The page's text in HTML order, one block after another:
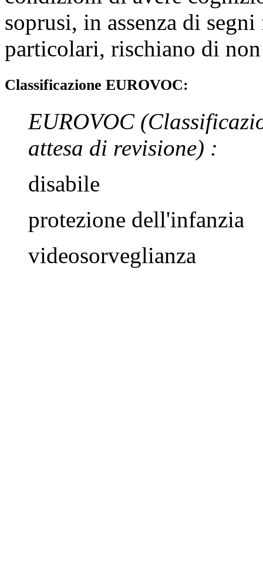
soprusi, in assenza di
particolari, rischiano di
Classificazione EUROVOC:
EUROVOC
attesa di revisione) :
disabile
protezione dell'infanzia
videosorveglianza